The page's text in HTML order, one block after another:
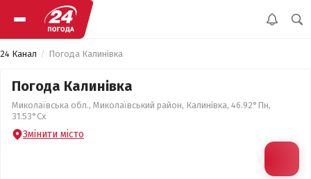
24 Канал Погода Калинівка
Погода Калинівка
Миколаївська обл., Миколаївський район, Калинівка, 46.92°Пн,
31.53°Сх
Змінити місто